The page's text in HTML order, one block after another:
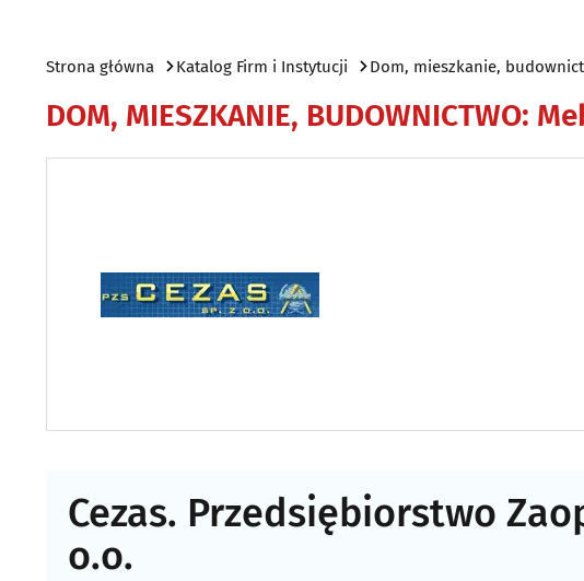
Strona główna Katalog Firm i Instytucji Dom, mieszkanie,
DOM, MIESZKANIE, BUDOWNICTWO:
Cezas. Przedsiębiorstwo
o.o.